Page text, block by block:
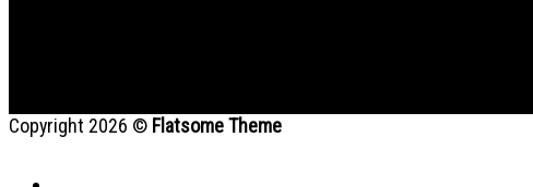
Copyright 2026 © Flatsome Theme